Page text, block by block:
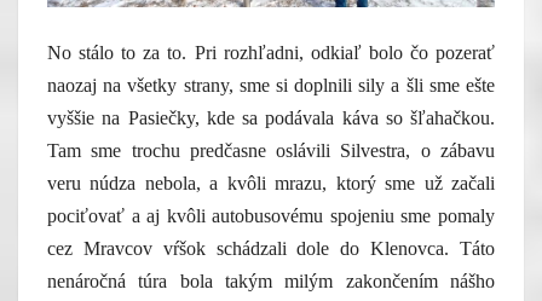
No stálo to za to. Pri rozhľadni, odkiaľ bolo čo pozerať
naozaj na všetky strany, sme si doplnili sily a šli sme ešte
vyššie na Pasiečky, kde sa podávala káva so šľahačkou.
Tam sme trochu predčasne oslávili Silvestra, o zábavu
veru núdza nebola, a kvôli mrazu, ktorý sme už začali
pociťovať a aj kvôli autobusovému spojeniu sme pomaly
cez Mravcov vŕšok schádzali dole do Klenovca. Táto
nenáročná túra bola takým milým zakončením nášho